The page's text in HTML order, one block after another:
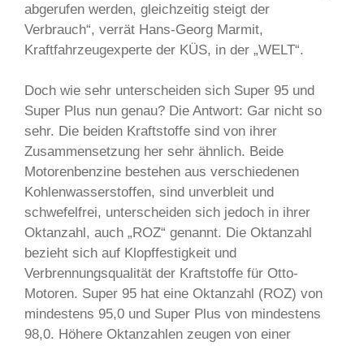
abgerufen werden, gleichzeitig steigt der
Verbrauch“, verrät Hans-Georg Marmit,
Kraftfahrzeugexperte der KÜS, in der „WELT“.
Doch wie sehr unterscheiden sich Super 95 und
Super Plus nun genau? Die Antwort: Gar nicht so
sehr. Die beiden Kraftstoffe sind von ihrer
Zusammensetzung her sehr ähnlich. Beide
Motorenbenzine bestehen aus verschiedenen
Kohlenwasserstoffen, sind unverbleit und
schwefelfrei, unterscheiden sich jedoch in ihrer
Oktanzahl, auch „ROZ“ genannt. Die Oktanzahl
bezieht sich auf Klopffestigkeit und
Verbrennungsqualität der Kraftstoffe für Otto-
Motoren. Super 95 hat eine Oktanzahl (ROZ) von
mindestens 95,0 und Super Plus von mindestens
98,0. Höhere Oktanzahlen zeugen von einer